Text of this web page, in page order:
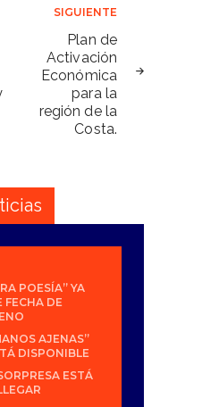
SIGUIENTE
Plan de
Activación
Económica
para la
región de la
Costa.
POESÍA” YA
FECHA DE
AJENAS”
DISPONIBLE
ESTÁ